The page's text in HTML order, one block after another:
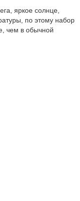
яркое солнце,
по этому набор
чем в обычной